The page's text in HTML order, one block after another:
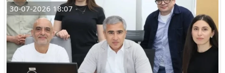
30-07-2026 18:07